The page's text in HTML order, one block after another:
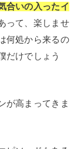
合いの入ったイ
って、楽しませ
何処から来るの
だけでしょう
が高まってきま